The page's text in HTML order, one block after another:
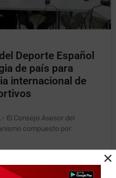
Deporte Español
de país para
internacional de
El Consejo Asesor del
compuesto por